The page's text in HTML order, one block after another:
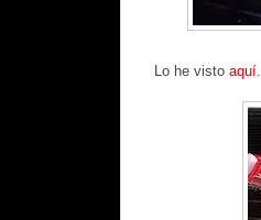
Lo he visto aquí.